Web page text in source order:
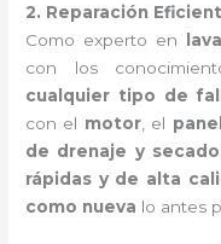
2. Reparación
Como experto en
con los
cualquier tipo de
con el motor, el
de drenaje y secado
rápidas y de alta
como nueva lo antes